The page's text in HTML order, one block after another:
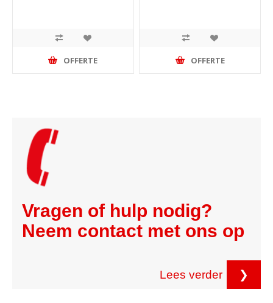
OFFERTE OFFERTE
Vragen of hulp nodig?
Neem contact met ons op
Lees verder ❯